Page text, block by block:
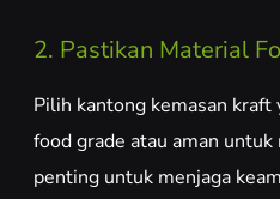
2. Pastikan Material
Pilih kantong kemasan
food grade atau aman untuk
penting untuk menjaga